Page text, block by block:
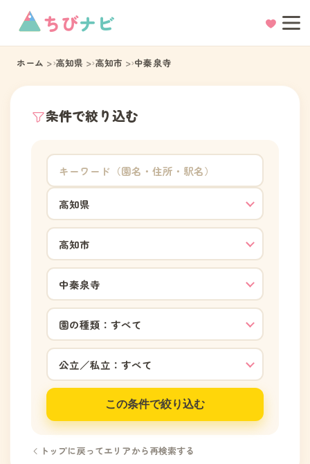
ちびナビ
ホーム 高知県 高知市 中秦泉寺
条件で絞り込む
この条件で絞り込む
トップに戻ってエリアから再検索する